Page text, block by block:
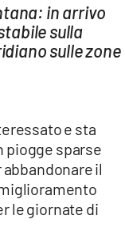
in arrivo
sulla
sulle zone
e sta
piogge sparse
il
le giornate di